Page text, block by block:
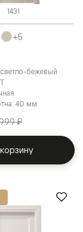
1431
бежевый
40 мм
₽
+5